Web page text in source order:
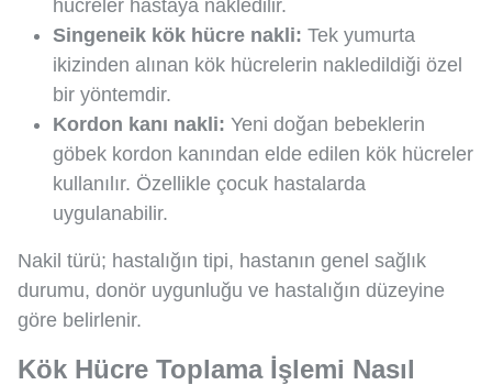
hücreler hastaya nakledilir.
Singeneik kök hücre nakli: Tek yumurta
ikizinden alınan kök hücrelerin nakledildiği özel
bir yöntemdir.
Kordon kanı nakli: Yeni doğan bebeklerin
göbek kordon kanından elde edilen kök hücreler
kullanılır. Özellikle çocuk hastalarda
uygulanabilir.
Nakil türü; hastalığın tipi, hastanın genel sağlık
durumu, donör uygunluğu ve hastalığın düzeyine
göre belirlenir.
Kök Hücre Toplama İşlemi Nasıl